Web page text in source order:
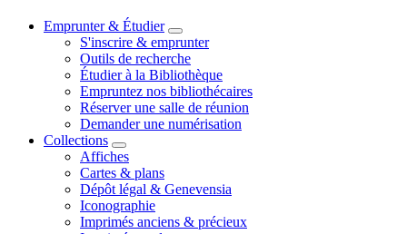
Emprunter & Étudier
S'inscrire & emprunter
Outils de recherche
Étudier à la Bibliothèque
Empruntez nos bibliothécaires
Réserver une salle de réunion
Demander une numérisation
Collections
Affiches
Cartes & plans
Dépôt légal & Genevensia
Iconographie
Imprimés anciens & précieux